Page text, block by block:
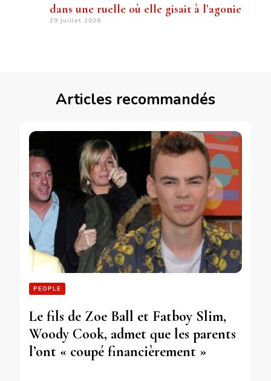
dans une ruelle où elle gisait à l’agonie
29 juillet 2026
Articles recommandés
PEOPLE
Le fils de Zoe Ball et Fatboy Slim,
Woody Cook, admet que les parents
l’ont « coupé financièrement »